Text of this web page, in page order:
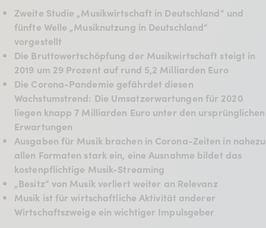
Zweite Studie „Musikwirtschaft in Deutschland“ und
fünfte Welle „Musiknutzung in Deutschland“
vorgestellt
Die Bruttowertschöpfung der Musikwirtschaft steigt in
2019 um 29 Prozent auf rund 5,2 Milliarden Euro
Die Corona-Pandemie gefährdet diesen
Wachstumstrend: Die Umsatzerwartungen für 2020
liegen knapp 7 Milliarden Euro unter den ursprünglichen
Erwartungen
Ausgaben für Musik brachen in Corona-Zeiten in nahezu
allen Formaten stark ein, eine Ausnahme bildet das
kostenpflichtige Musik-Streaming
„Besitz“ von Musik verliert weiter an Relevanz
Musik ist für wirtschaftliche Aktivität anderer
Wirtschaftszweige ein wichtiger Impulsgeber
Mitglied werden
Mitgliederbereich
Verband
BDKV Academy
Juristische Beratung und
Services
Geldwerte Vorteile und
Rabatte
BDKV Female Voice